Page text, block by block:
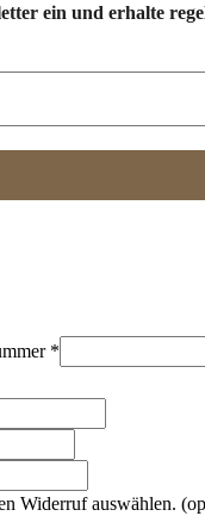
ein und erhalte
*
Widerruf auswählen.